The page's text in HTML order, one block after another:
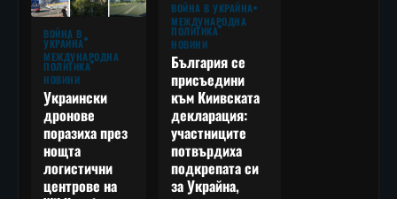
ВОЙНА В
УКРАЙНА
МЕЖДУНАРОДНА
ПОЛИТИКА
НОВИНИ
Украински
дронове
поразиха през
нощта
логистични
центрове на
ВОЙНА В УКРАЙНА
МЕЖДУНАРОДНА
ПОЛИТИКА
НОВИНИ
България се
присъедини
към Киивската
декларация:
участниците
потвърдиха
подкрепата си
за Украйна,